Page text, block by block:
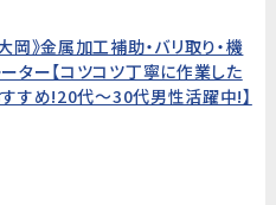
岡》金属加工補助・バリ取り・機
ター【コツコツ丁寧に作業した
すめ!20代～30代男性活躍中!】